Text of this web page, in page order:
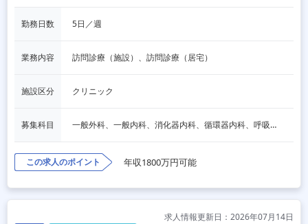
勤務日数 5日／週
業務内容 訪問診療（施設）、訪問診療（居宅）
施設区分 クリニック
募集科目 一般外科、一般内科、消化器内科、循環器内科、呼吸器内科、血液内科、脳神経内科、内分泌内科、老人内科、消化器外科、その他
この求人のポイント 年収1800万円可能
求人情報更新日：2026年07月14日